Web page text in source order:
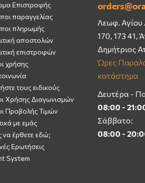
Επιστροφής
παραγγελίας
πληρωμής
αποστολών
επιστροφών
χρήσης
τους ειδικούς
Χρήσης Διαγωνισμών
Προβολής Τιμών
με εμάς
έρθετε εδώ;
Ερωτήσεις
System
Λεωφ. Αγίου
170, 173 41,
Δημήτριος
Ώρες
κατάστημα
Δευτέρα -
08:00 -
Σάββατο:
08:00 -